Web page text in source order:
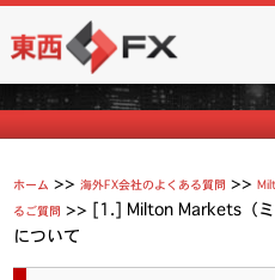
東西FX｜海外FX会社（ブ
よくあ
ホーム >>海外FX会社のよくある質問 >>
るご質問 >> [1.] Milton Markets（
について